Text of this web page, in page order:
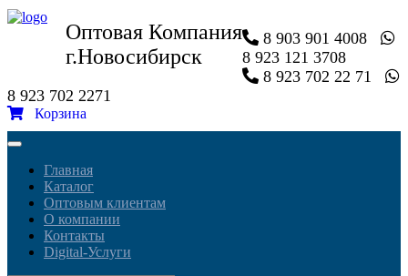
Оптовая Компания
г.Новосибирск
8 903 901 4008
8 923 121 3708
8 923 702 22 71
8 923 702 2271
Корзина
Toggle
navigationГлавная
Каталог
Оптовым клиентам
О компании
Контакты
Digital-Услуги